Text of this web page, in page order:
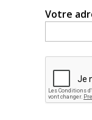
Votre